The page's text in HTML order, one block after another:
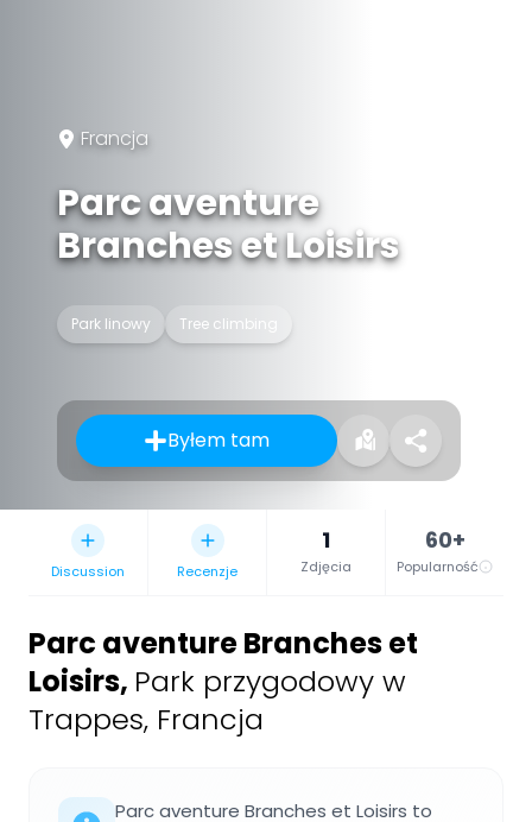
Francja
Parc aventure
Branches et Loisirs
Park linowy Tree climbing
Byłem tam
Discussion Recenzje
1
Zdjęcia
60+
Popularność
Parc aventure Branches et
Loisirs, Park przygodowy w
Trappes, Francja
Parc aventure Branches et Loisirs to